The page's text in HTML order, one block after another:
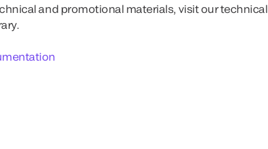
and promotional materials, visit our technical